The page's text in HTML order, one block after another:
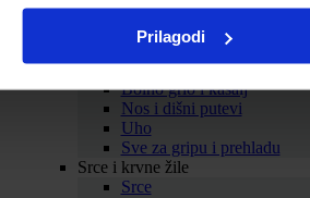
Prilagodi
Prikaži sve dodatke prehrani
SAMOLIJEČENJE
Gripa i prehlada
Imunitet
Bolno grlo i kašalj
Nos i dišni putevi
Uho
Sve za gripu i prehladu
Srce i krvne žile
Srce